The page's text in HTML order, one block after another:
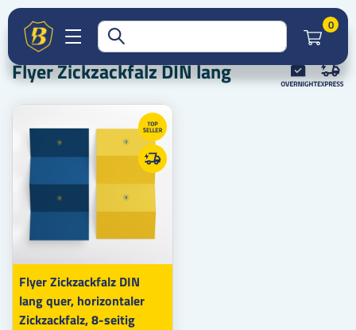
0
Startseite
Flyer Zickzackfalz
Flyer Zickzackfalz DIN lang
Flyer Zickzackfalz DIN lang
Flyer Zickzackfalz DIN
lang quer, horizontaler
Zickzackfalz, 8-seitig